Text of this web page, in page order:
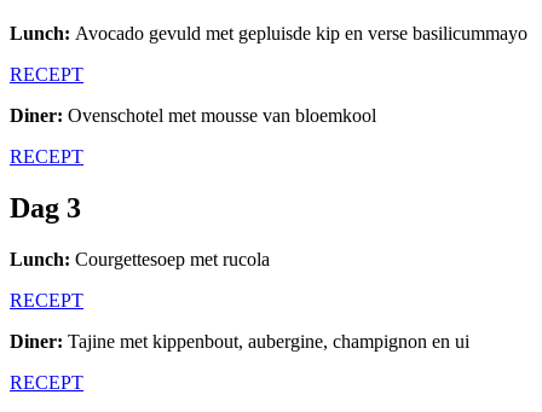
Lunch: Avocado gevuld met gepluisde kip en verse basilicummayo
RECEPT
Diner: Ovenschotel met mousse van bloemkool
RECEPT
Dag 3
Lunch: Courgettesoep met rucola
RECEPT
Diner: Tajine met kippenbout, aubergine, champignon en ui
RECEPT